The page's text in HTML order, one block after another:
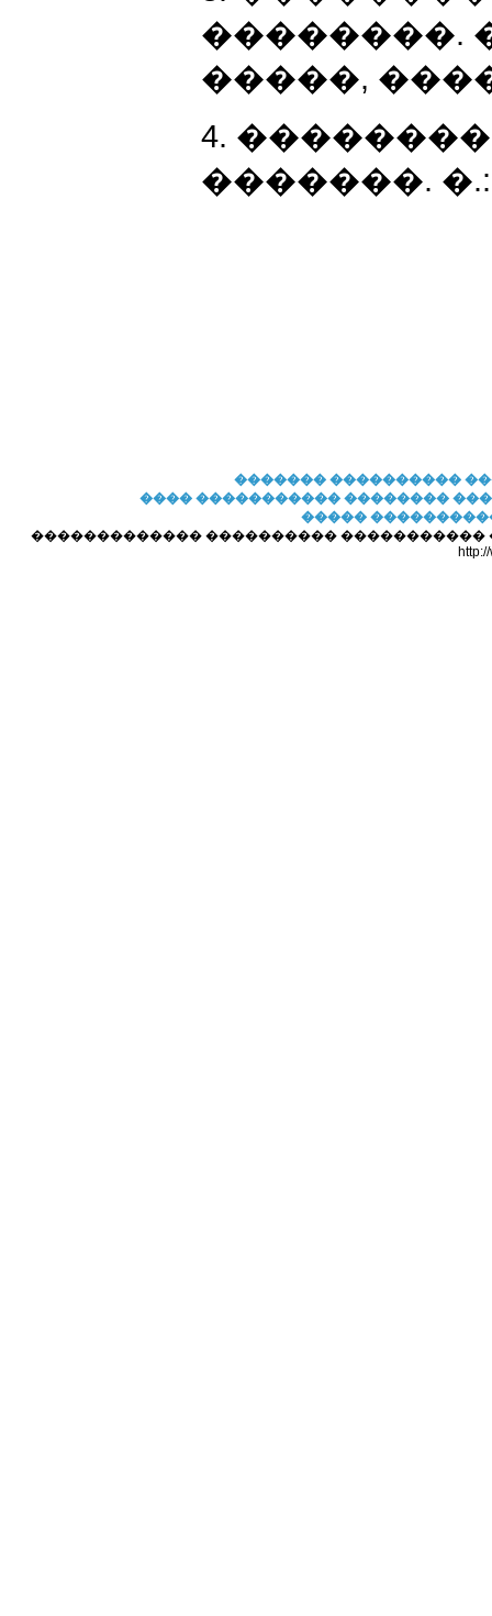
��������.
�����,
4.
�������. �.:
������� ����������
���� ����������� ��������
�����
������������� ���������� ����������� ���